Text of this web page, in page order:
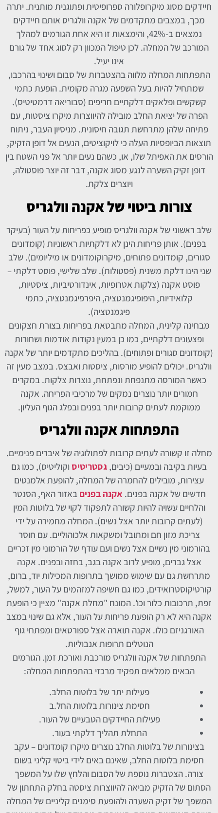
חיידקים מסוג מיקרופלורה ספרופיטית ופתוגנית מותנית. יתרה
מכך, במצבים מתקדמים של אקנה וולגריס אותם חיידקים
נמצאים ב-42%, והימצאות זו היא אחת הגורמים למהלך
המורכב של המחלה. לכן טיפול המכוון רק לסוג אחד של גורם
אינו יעיל.
התפתחות המחלה מלווה בהצטברות של סבום ושינוי בהרכבו,
שמתחיל להיות בעל השפעה מגרה מקומית. הופעת כתמי
קשקשים ופלאקים דלקתיים חריפים (סבוריאה דרמטיטיס).
הפרה של יציאת החלב מובילה להיווצרות מיקרו ציסטות, עם
פתיחה שלהן מתרחשת תגובה חיסונית. מניסיון העבר, ניתוח
תוצאות הביופסיות העלה כי לויקוציטים, הנעים אל דופן הזקיק,
הורסים את האפיתל שלו, או, כשהם נעים יותר אל פני השטח בין
דופן זקיק השערה לנגע מסוג אקנה, דבר זה יוצר פוסטולה,
ויוצרים צלקת.
צורות ביטוי של אקנה וולגריס
שלב ראשוני של אקנה וולגריס מופיע כפריחות על העור (בעיקר
בפנים). אותן פריחות הינן לא דלקתיות ראשוניות (קומדונים
סגורים, קומדונים פתוחים, מיקרוקומדונים או מיליומים). שלב
שני הינו דלקת משנית (פסטולות). שלב שלישי, פוסט דלקתי –
פוסט אקנה (צלקות אטרופיות, אינדורטיביות, ציסטיות,
קלואידיות, היפופיגמנטציה, היפרפיגמנטציה, כתמי
פיגמנטציה).
מבחינה קלינית, המחלה מתבטאת בפריחות בצורת חצקונים
ופצעונים דלקתיים, כמו כן במעין נקודות אודמות ושחורות
(קומדונים סגורים ופתוחים). בהליכים מתקדמים יותר של אקנה
וולגריס. יכולים להופיע מורסות, ציסטות ואבצס. במצב מעין זה
כאשר המורסה מתנפחת ונפתחת, נוצרות צלקות. במקרים
חמורים יותר נוצרים נמקים של מרכיבי הפריחה. אקנה
ממוקמת לעתים קרובות יותר בפנים ובפלג הגוף העליון.
התפתחות אקנה וולגריס
מחלה זו קשורה לעתים קרובות לפתולוגיה של איברים פנימיים.
בעיות בקיבה ובמעיים (כיבים,גסטריטיסוקוליטיס), כמו גם
עצירות, מובילים להחמרה של המחלה, להופעת אלמנטים
חדשים של אקנה בפנים.אקנה בפניםבאזור האף, הסנטר
והלחיים עשויה להיות קשורה לתפקוד לקוי של בלוטות המין
(לעתים קרובות יותר אצל נשים). המחלה מחמירה על ידי
צריכת מזון חם ומתובל ומשקאות אלכוהוליים. עם חוסר
בהורמוני מין נשיים אצל נשים ועם עודף של הורמוני מין זכריים
אצל גברים, מופיע לרוב אקנה בגב, בחזה ובפנים. אקנה
מתרחשת גם עם שימוש ממושך בתרופות המכילות יוד, ברום,
קורטיקוסטרואידים, כמו גם חשיפה למזהמים על העור, למשל,
זפת, תרכובות כלור וכו'. המונח "מחלת אקנה" מציין כי הופעת
אקנה היא לא רק הופעת פריחות על העור, אלא גם שינוי במצב
האורגניזם כולו. אקנה תוארה אצל ספורטאים ומפתחי גוף
הנוטלים תרופות אנבוליות.
התפתחות של אקנה וולגריס מורכבת ואורכת זמן. הגורמים
הבאים ממלאים תפקיד מרכזי בהתפתחות המחלה:
פעילות יתר של בלוטות החלב.
חסימת צינורות בלוטות החל.ב
פעילות החיידקים הטבעיים של העור.
התחלת תהליך דלקתי בעור.
בצינורות של בלוטות החלב נוצרים מיקרו קומדונים – עקב
חסימת בלוטות החלב, שאינם באים לידי ביטוי קליני בשום
צורה. הצטברות נוספת של הסבום והלחץ שלו על המשפך
הסתום של הזקיק מביאה להיווצרות ציסטה בחלק התחתון של
המשפך של זקיק השערה ולהופעת סימנים קליניים של המחלה